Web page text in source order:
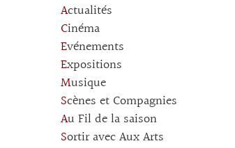
Actualités
Cinéma
Evénements
Expositions
Musique
Scènes et Compagnies
Au Fil de la saison
Sortir avec Aux Arts